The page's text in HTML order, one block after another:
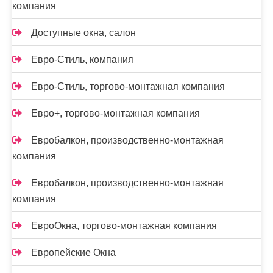
компания
Доступные окна, салон
Евро-Стиль, компания
Евро-Стиль, торгово-монтажная компания
Евро+, торгово-монтажная компания
Евробалкон, производственно-монтажная
компания
Евробалкон, производственно-монтажная
компания
ЕвроОкна, торгово-монтажная компания
Европейские Окна